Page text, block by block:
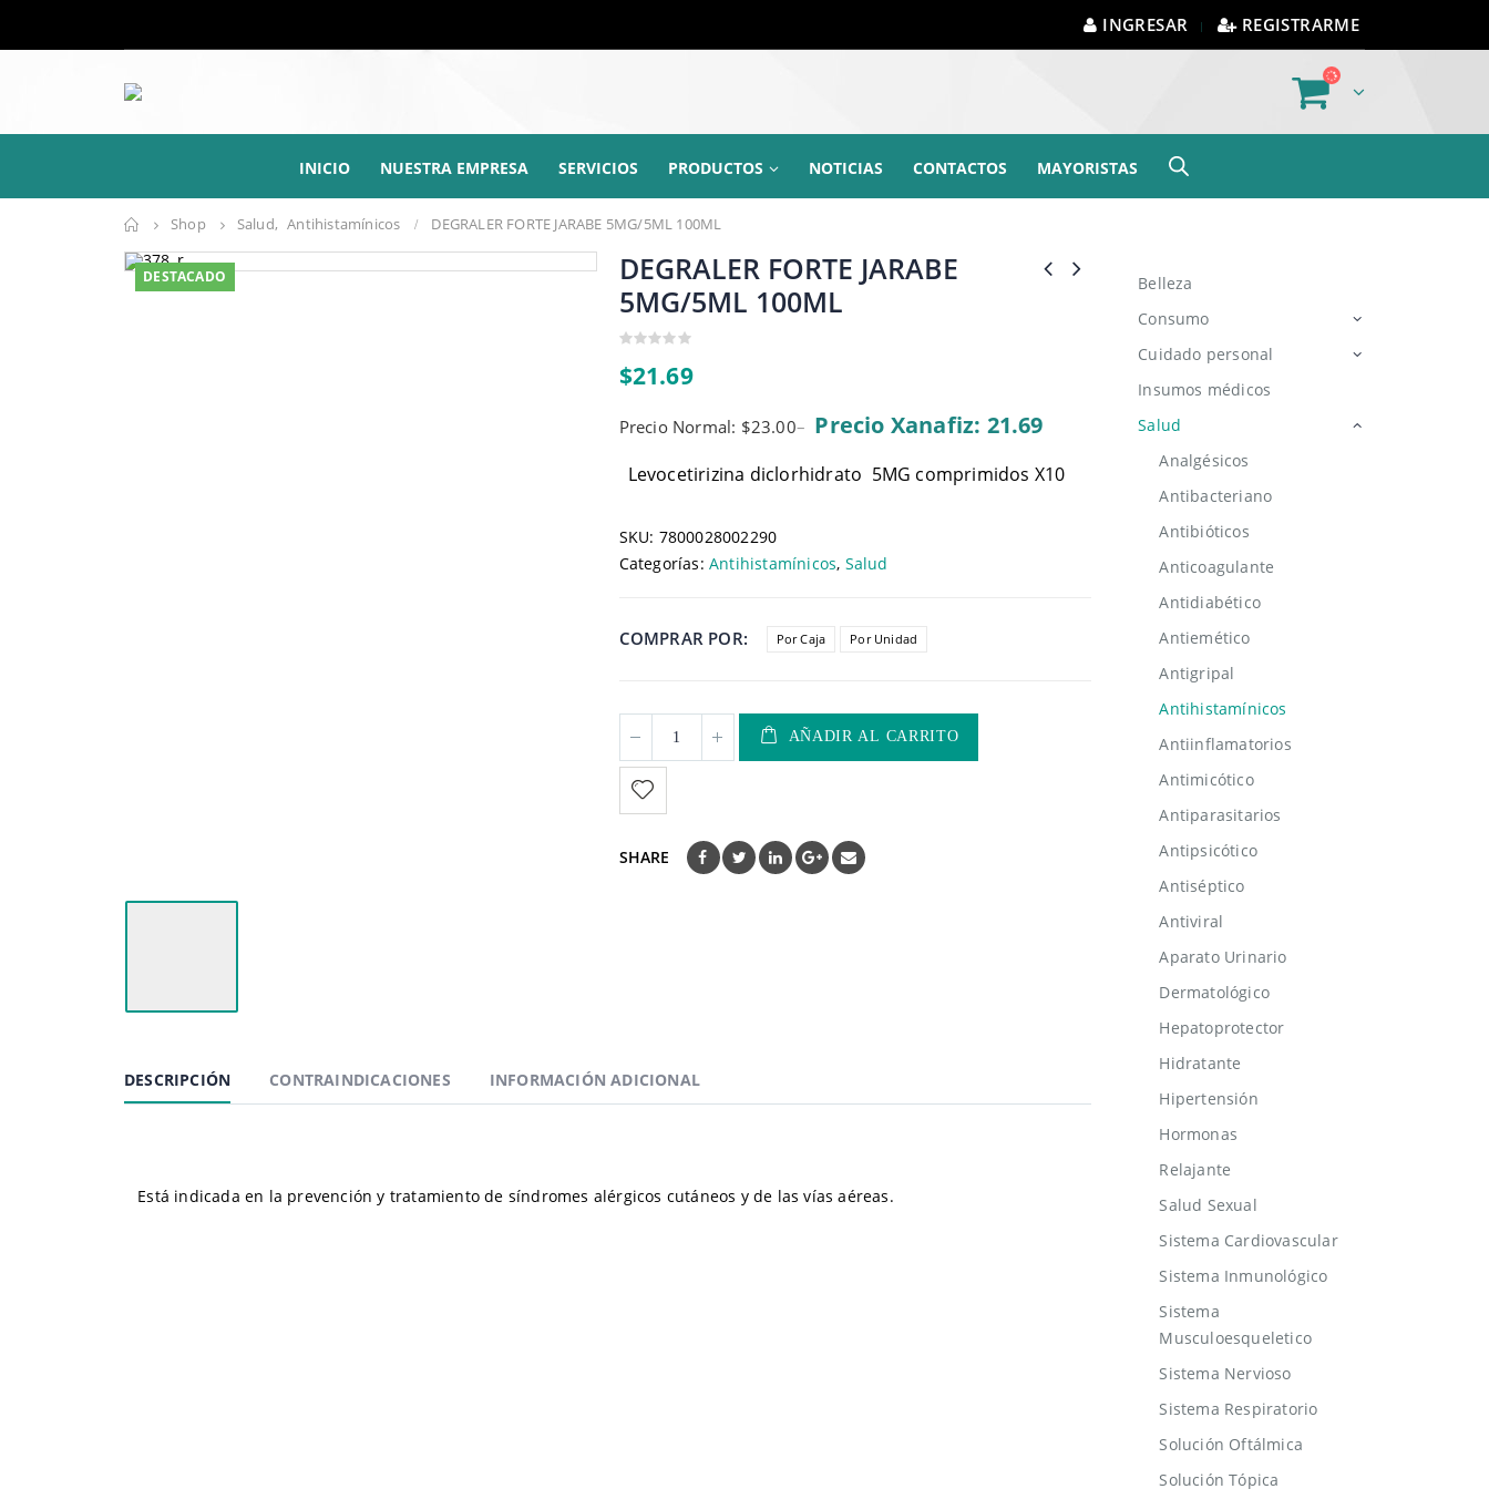
INGRESAR REGISTRARME
INICIO NUESTRA EMPRESA SERVICIOS PRODUCTOS NOTICIAS CONTACTOS MAYORISTAS
Shop Salud, Antihistamínicos DEGRALER FORTE JARABE 5MG/5ML 100ML
DESTACADO
DEGRALER FORTE JARABE
5MG/5ML 100ML
out
of
$21.69
Precio Normal: $23.00– Precio Xanafiz: 21.69
Levocetirizina diclorhidrato 5MG comprimidos X10
SKU: 7800028002290
Categorías: Antihistamínicos, Salud
COMPRAR POR Por Caja Por Unidad
AÑADIR AL CARRITO
SHARE
DESCRIPCIÓN CONTRAINDICACIONES INFORMACIÓN ADICIONAL
Está indicada en la prevención y tratamiento de síndromes alérgicos cutáneos y de las vías aéreas.
Belleza
Consumo
Cuidado personal
Insumos médicos
Salud
Analgésicos
Antibacteriano
Antibióticos
Anticoagulante
Antidiabético
Antiemético
Antigripal
Antihistamínicos
Antiinflamatorios
Antimicótico
Antiparasitarios
Antipsicótico
Antiséptico
Antiviral
Aparato Urinario
Dermatológico
Hepatoprotector
Hidratante
Hipertensión
Hormonas
Relajante
Salud Sexual
Sistema Cardiovascular
Sistema Inmunológico
Sistema
Musculoesqueletico
Sistema Nervioso
Sistema Respiratorio
Solución Oftálmica
Solución Tópica